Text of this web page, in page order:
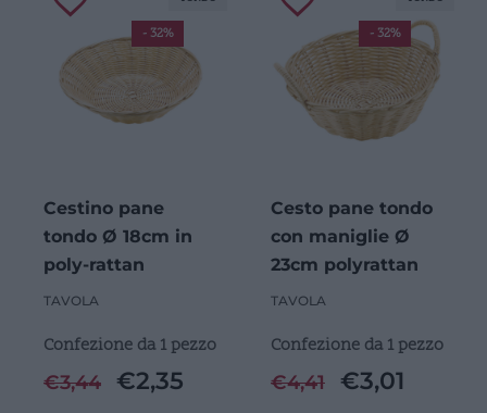
Cestino pane
tondo Ø 18cm in
poly-rattan
TAVOLA
Confezione da 1 pezzo
€3,44 €2,35
- 32%
Cesto pane tondo
con maniglie Ø
23cm polyrattan
TAVOLA
Confezione da 1 pezzo
€4,41 €3,01
- 32%